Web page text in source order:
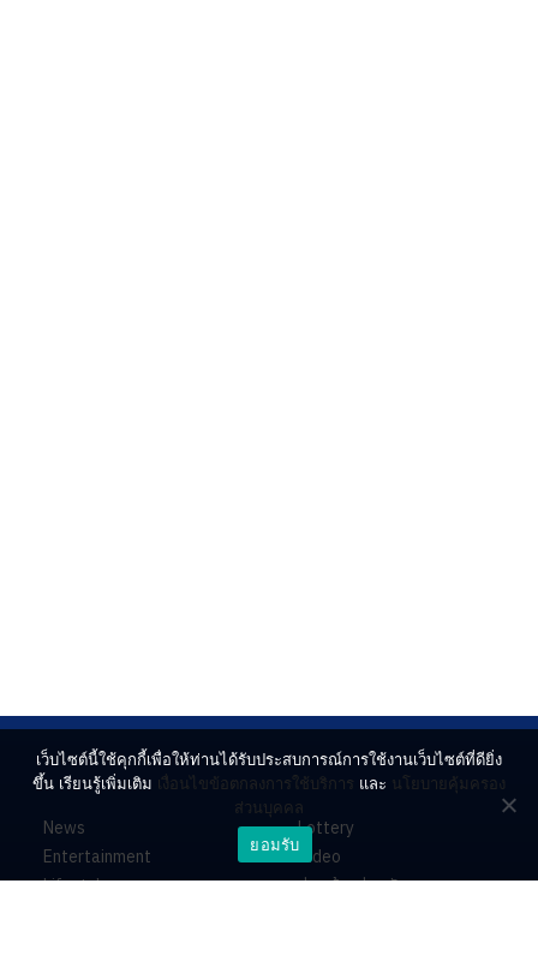
News
Entertainment
Lifestyle
Lottery
Video
ร่วมด้วยช่วยกัน
เว็บไซต์นี้ใช้คุกกี้เพื่อให้ท่านได้รับประสบการณ์การใช้งานเว็บไซต์ที่ดียิ่ง
ขึ้น เรียนรู้เพิ่มเติม เงื่อนไขข้อตกลงการใช้บริการ และ นโยบายคุ้มครอง
ส่วนบุคคล
ยอมรับ